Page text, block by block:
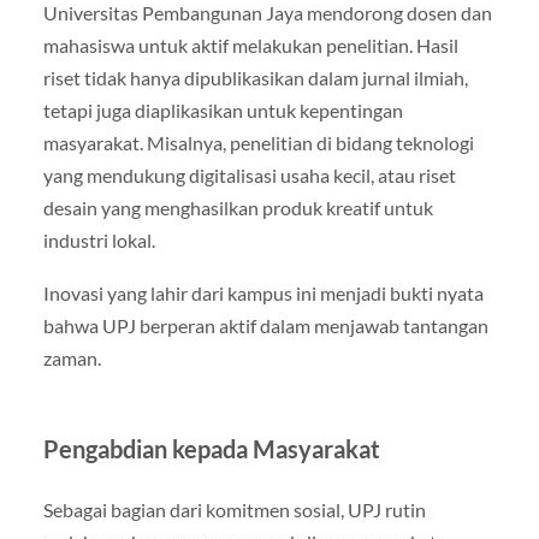
Universitas Pembangunan Jaya mendorong dosen dan
mahasiswa untuk aktif melakukan penelitian. Hasil
riset tidak hanya dipublikasikan dalam jurnal ilmiah,
tetapi juga diaplikasikan untuk kepentingan
masyarakat. Misalnya, penelitian di bidang teknologi
yang mendukung digitalisasi usaha kecil, atau riset
desain yang menghasilkan produk kreatif untuk
industri lokal.
Inovasi yang lahir dari kampus ini menjadi bukti nyata
bahwa UPJ berperan aktif dalam menjawab tantangan
zaman.
Pengabdian kepada Masyarakat
Sebagai bagian dari komitmen sosial, UPJ rutin